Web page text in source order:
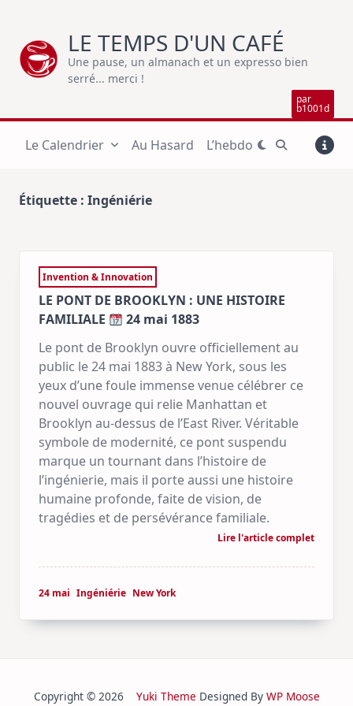
content
LE TEMPS D'UN CAFÉ
Une pause, un almanach et un expresso bien
serré... merci !
par
b1001d
Le Calendrier Au Hasard L’hebdo
Étiquette : Ingéniérie
Invention & Innovation
LE PONT DE BROOKLYN : UNE HISTOIRE
FAMILIALE
24 mai 1883
Le pont de Brooklyn ouvre officiellement au
public le 24 mai 1883 à New York, sous les
yeux d’une foule immense venue célébrer ce
nouvel ouvrage qui relie Manhattan et
Brooklyn au‑dessus de l’East River. Véritable
symbole de modernité, ce pont suspendu
marque un tournant dans l’histoire de
l’ingénierie, mais il porte aussi une histoire
humaine profonde, faite de vision, de
tragédies et de persévérance familiale.
Lire l'article complet
24 mai Ingéniérie New York
Copyright © 2026 Yuki Theme Designed By WP Moose